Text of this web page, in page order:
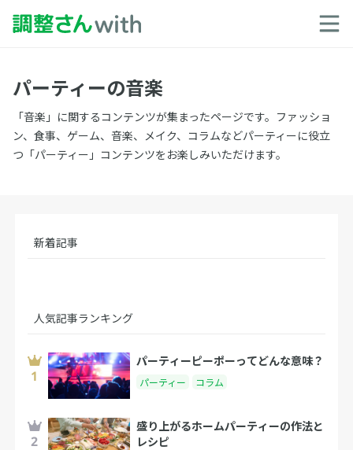
パーティーの音楽
「音楽」に関するコンテンツが集まったページです。ファッショ
ン、食事、ゲーム、音楽、メイク、コラムなどパーティーに役立
つ「パーティー」コンテンツをお楽しみいただけます。
新着記事
人気記事ランキング
パーティーピーポーってどんな意味？
パーティー コラム
盛り上がるホームパーティーの作法と
レシピ